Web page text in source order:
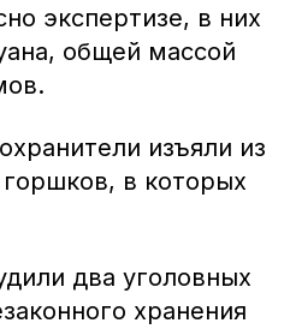
экспертизе, в них
общей массой
изъяли из
в которых
два уголовных
хранения